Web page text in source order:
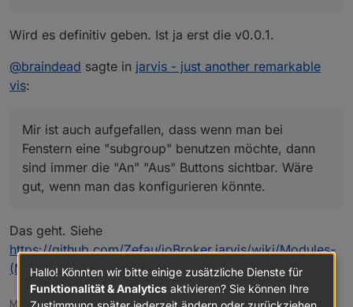
Beispiel: Karte (Vollbild)
Wird es definitiv geben. Ist ja erst die v0.0.1.
@braindead sagte in jarvis - just another remarkable
vis:
Mir ist auch aufgefallen, dass wenn man bei
Fenstern eine "subgroup" benutzen möchte, dann
sind immer die "An" "Aus" Buttons sichtbar. Wäre
gut, wenn man das konfigurieren könnte.
Das geht. Siehe
https://github.com/Zefau/ioBroker.jarvis/wiki/Modules-
(Modules)#einstellungen-settings-5
Meine Adapter: https://zefau.github.io/iobroker/
Hallo! Könnten wir bitte einige zusätzliche Dienste für
Funktionalität & Analytics aktivieren? Sie können Ihre